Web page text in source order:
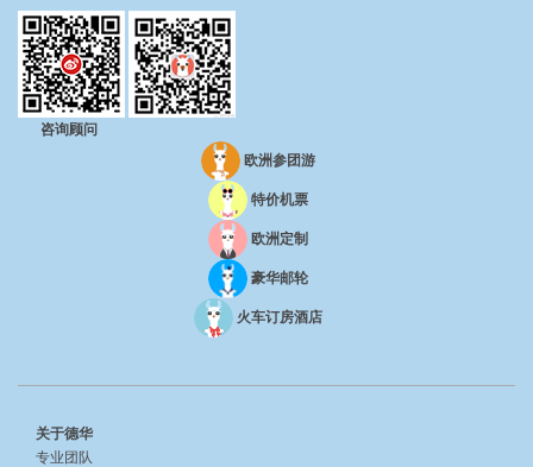
咨询顾问
欧洲参团游
特价机票
欧洲定制
豪华邮轮
火车订房酒店
关于德华
专业团队